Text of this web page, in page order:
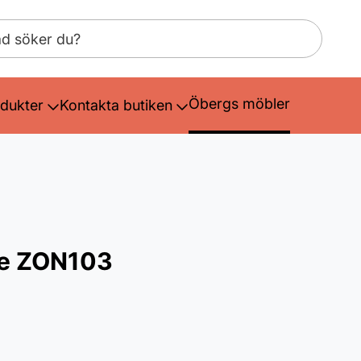
Kontakta butiken Öbergs möbler
ZON103